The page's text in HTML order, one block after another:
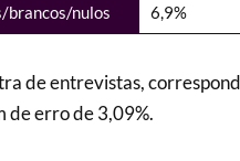
brancos/nulos 6,9%
de entrevistas,
de erro de 3,09%.